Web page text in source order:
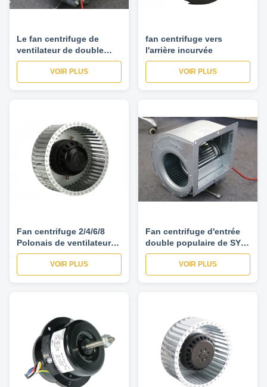
Le fan centrifuge de
ventilateur de double
admission de SYZ7-7
90W 6P, grande volute
logée a galvanisé la
VOIR PLUS
fan centrifuge vers
l'arrière incurvée
VOIR PLUS
Fan centrifuge 2/4/6/8
Polonais de ventilateur
en métal en avant externe
de rotor à faible bruit
VOIR PLUS
Fan centrifuge d'entrée
double populaire de SYZ
220v pour traiter l'usine
VOIR PLUS